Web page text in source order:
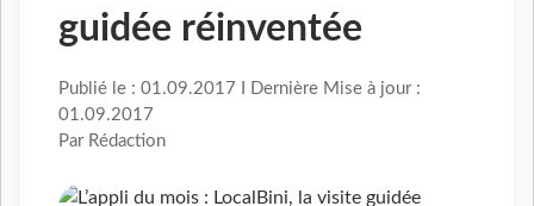
guidée réinventée
Publié le : 01.09.2017 I Dernière Mise à jour :
01.09.2017
Par Rédaction